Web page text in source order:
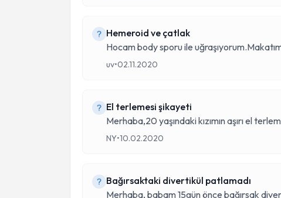
Hemeroid ve çatlak
Hocam body sporu ile
uv•02.11.2020
El terlemesi şikayeti
Merhaba,20 yaşındaki kızımın aşırı el
NY•10.02.2020
Bağırsaktaki divertikül patlamadı
Merhaba, babam 15gün önce bağırsak